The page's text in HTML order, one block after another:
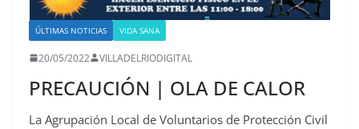
ÚLTIMAS NOTICIAS VIDA SANA
20/05/2022 VILLADELRIODIGITAL
PRECAUCIÓN | OLA DE CALOR
La Agrupación Local de Voluntarios de Protección Civil